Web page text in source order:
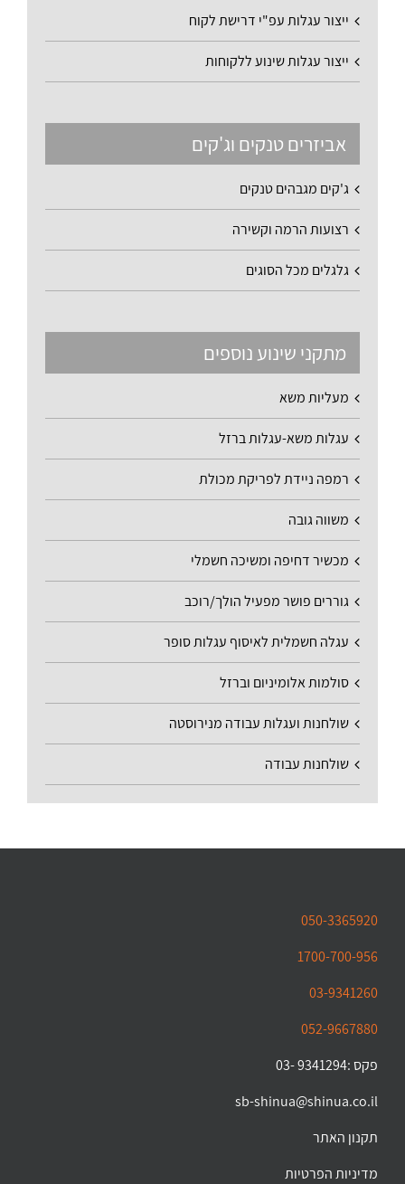
ייצור עגלות עפ"י דרישת לקוח
ייצור עגלות שינוע ללקוחות
אביזרים טנקים וג'קים
ג'קים מגבהים טנקים
רצועות הרמה וקשירה
גלגלים מכל הסוגים
מתקני שינוע נוספים
מעליות משא
עגלות משא-עגלות ברזל
רמפה ניידת לפריקת מכולת
משווה גובה
מכשיר דחיפה ומשיכה חשמלי
גוררים פושר מפעיל הולך/רוכב
עגלה חשמלית לאיסוף עגלות סופר
סולמות אלומיניום וברזל
שולחנות ועגלות עבודה מנירוסטה
שולחנות עבודה
050-3365920
1700-700-956
03-9341260
052-9667880
פקס :9341294 -03
sb-shinua@shinua.co.il
תקנון האתר
מדיניות הפרטיות